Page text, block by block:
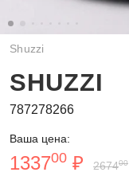
Shuzzi
SHUZZI
787278266
Ваша цена:
133700 ₽ 267400